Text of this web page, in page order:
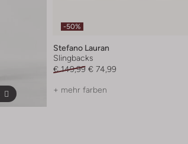
-50%
Stefano Lauran
Slingbacks
€ 149,99 € 74,99
+ mehr farben